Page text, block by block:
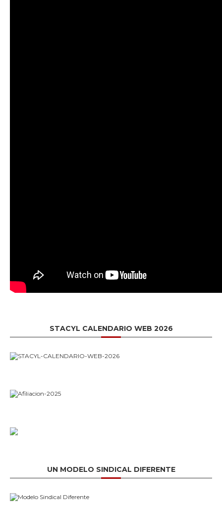
STACYL CALENDARIO WEB 2026
UN MODELO SINDICAL DIFERENTE